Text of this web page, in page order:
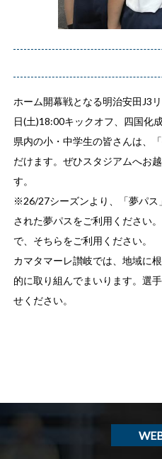
ホーム開幕戦となる明治安田J3
日(土)18:00キックオフ、四国化
県内の小・中学生の皆さんは、
だけます。ぜひスタジアムへお
す。
※26/27シーズンより、「夢パス
された夢パスをご利用ください
で、そちらをご利用ください。
カマタマーレ讃岐では、地域に
的に取り組んでまいります。選
せください。